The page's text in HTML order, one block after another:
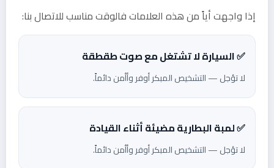
إذا واجهت أياً من هذه العلامات فالوقت مناسب للاتصال بنا:
✅ السيارة لا تشتغل مع صوت طقطقة
لا تؤجل — التشخيص المبكر أوفر وأأمن دائماً.
✅ لمبة البطارية مضيئة أثناء القيادة
لا تؤجل — التشخيص المبكر أوفر وأأمن دائماً.